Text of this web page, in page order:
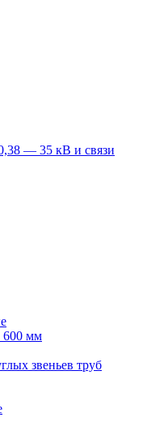
— 35 кВ и связи
600 мм
звеньев труб